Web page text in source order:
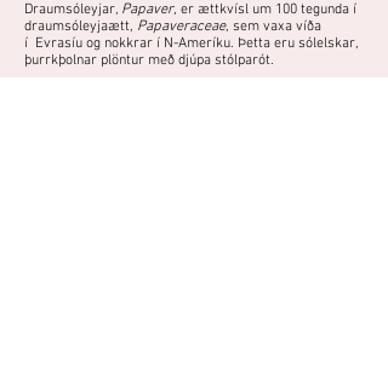
Draumsóleyjar, Papaver, er ættkvísl um 100 tegunda í
draumsóleyjaætt, Papaveraceae, sem vaxa víða
í Evrasíu og nokkrar í N-Ameríku. Þetta eru sólelskar,
þurrkþolnar plöntur með djúpa stólparót. ​